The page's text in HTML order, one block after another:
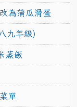
為蒲瓜滑蛋
九年級)
蒸飯
單